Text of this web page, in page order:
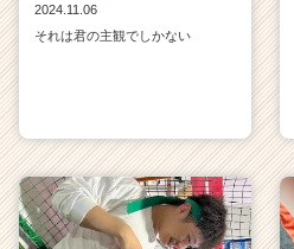
2024.11.06
それは君の主観でしかない